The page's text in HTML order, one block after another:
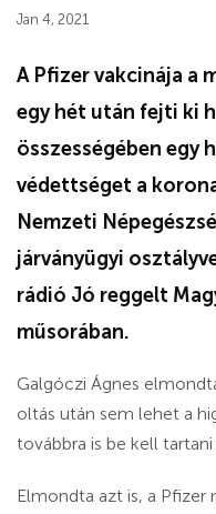
Jan 4, 2021
A Pfizer vakcinája a
egy hét után fejti ki
összességében egy
védettséget a
Nemzeti
járványügyi
rádió Jó reggelt
műsorában.
Galgóczi Ágnes
oltás után sem lehet a
továbbra is be kell tartani
Elmondta azt is, a Pfizer